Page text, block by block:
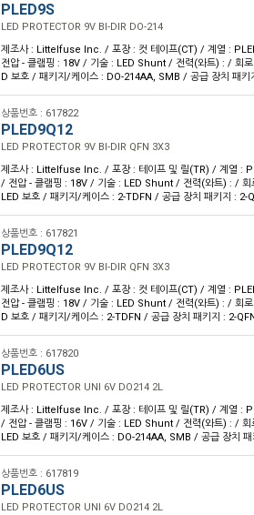
PLED9S
LED PROTECTOR 9V BI-DIR DO-214
제조사 : Littelfuse Inc. / 포장 : 컷 테이프(CT) / 계열 :
전압 - 클램핑 : 18V / 기술 : LED Shunt / 전력(와트) : / 회
D 보호 / 패키지/케이스 : DO-214AA, SMB / 공급 장치 패키
상품번호 : 617822
PLED9Q12
LED PROTECTOR 9V BI-DIR QFN 3X3
제조사 : Littelfuse Inc. / 포장 : 테이프 및 릴(TR) / 계열 :
/ 전압 - 클램핑 : 18V / 기술 : LED Shunt / 전력(와트) : / 회
LED 보호 / 패키지/케이스 : 2-TDFN / 공급 장치 패키지 : 2-
상품번호 : 617821
PLED9Q12
LED PROTECTOR 9V BI-DIR QFN 3X3
제조사 : Littelfuse Inc. / 포장 : 컷 테이프(CT) / 계열 :
전압 - 클램핑 : 18V / 기술 : LED Shunt / 전력(와트) : / 회
D 보호 / 패키지/케이스 : 2-TDFN / 공급 장치 패키지 : 2-
상품번호 : 617820
PLED6US
LED PROTECTOR UNI 6V DO214 2L
제조사 : Littelfuse Inc. / 포장 : 테이프 및 릴(TR) / 계열 :
/ 전압 - 클램핑 : 16V / 기술 : LED Shunt / 전력(와트) : / 회
LED 보호 / 패키지/케이스 : DO-214AA, SMB / 공급 장치
상품번호 : 617819
PLED6US
LED PROTECTOR UNI 6V DO214 2L